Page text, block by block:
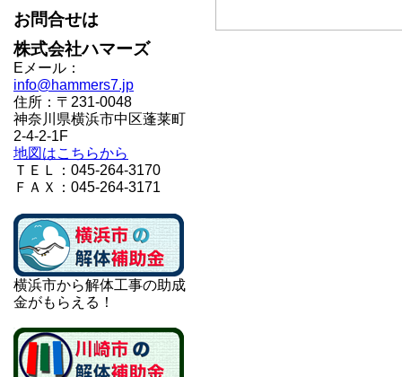
お問合せは
株式会社ハマーズ
Eメール：
info@hammers7.jp
住所：〒231-0048
神奈川県横浜市中区蓬莱町
2-4-2-1F
地図はこちらから
ＴＥＬ：045-264-3170
ＦＡＸ：045-264-3171
横浜市から解体工事の助成
金がもらえる！